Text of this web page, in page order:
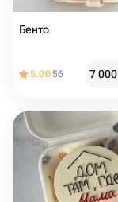
Бенто ️
5.0056 7 000